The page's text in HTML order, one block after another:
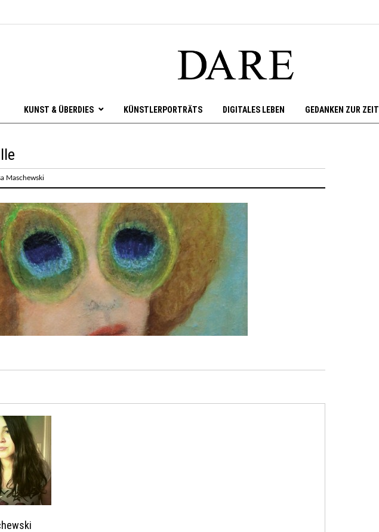
KUNST & ÜBERDIES KÜNSTLERPORTRÄTS DIGITALES LEBEN GEDANKEN ZUR ZEIT
Maschewski